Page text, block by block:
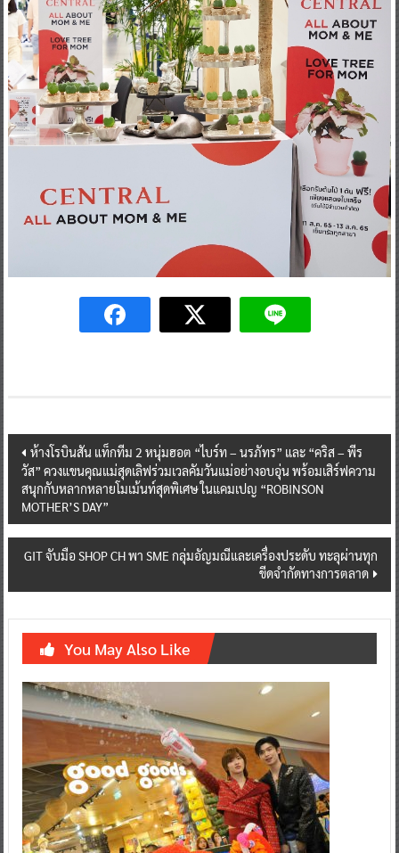
Post
navigation
ห้างโรบินสัน แท็กทีม 2 หนุ่มฮอต “ไบร์ท – นรภัทร” และ “คริส – พีร
วัส” ควงแขนคุณแม่สุดเลิฟร่วมเวลคัมวันแม่อย่างอบอุ่น พร้อมเสิร์ฟความ
สนุกกับหลากหลายโมเม้นท์สุดพิเศษ ในแคมเปญ “ROBINSON
MOTHER’S DAY”
GIT จับมือ SHOP CH พา SME กลุ่มอัญมณีและเครื่องประดับ ทะลุผ่านทุก
ขีดจำกัดทางการตลาด
You May Also Like